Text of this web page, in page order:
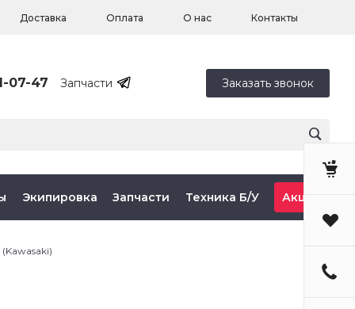
Доставка Оплата О нас Контакты
07-47 Запчасти Заказать звонок
Экипировка Запчасти Техника Б/У Акции